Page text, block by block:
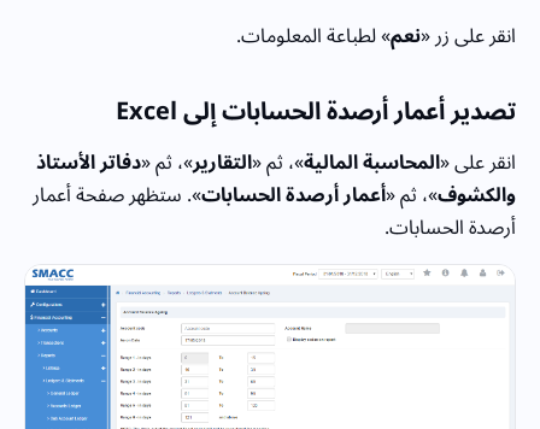
انقر على زر «نعم» لطباعة المعلومات.
تصدير أعمار أرصدة الحساباتإلىExcel
انقر على «المحاسبة المالية»، ثم «التقارير»، ثم «دفاتر الأستاذ
والكشوف»، ثم «أعمار أرصدة الحسابات». ستظهر صفحة أعمار
أرصدة الحسابات.